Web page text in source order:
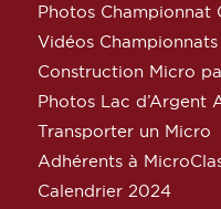
Photos Championnat
Vidéos
Construction Micro
Photos Lac d’Argent
Transporter un Micro
Adhérents à
Calendrier 2024